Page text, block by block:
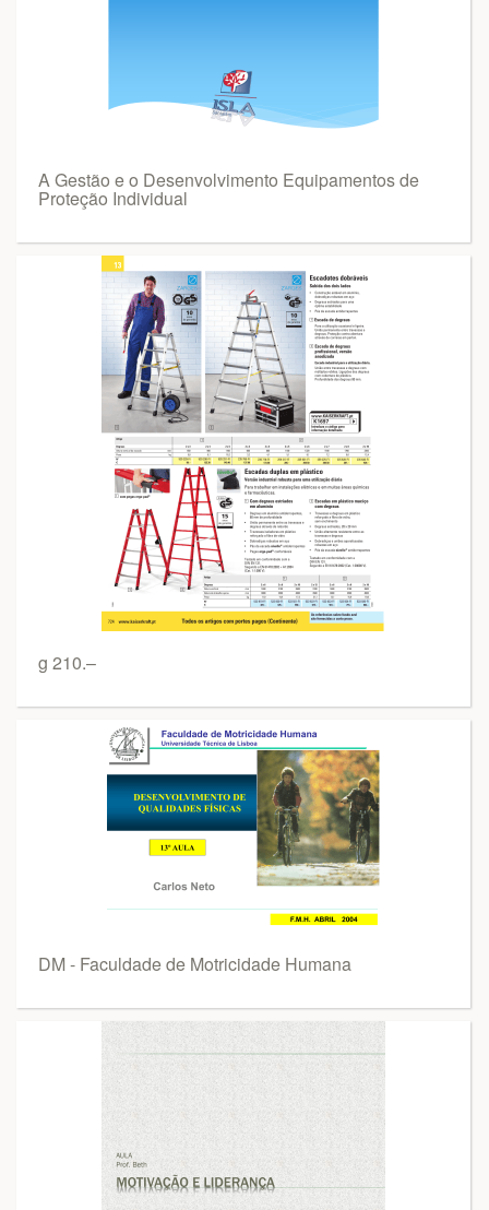
A Gestão e o Desenvolvimento Equipamentos de
Proteção Individual
g 210.–
DM - Faculdade de Motricidade Humana